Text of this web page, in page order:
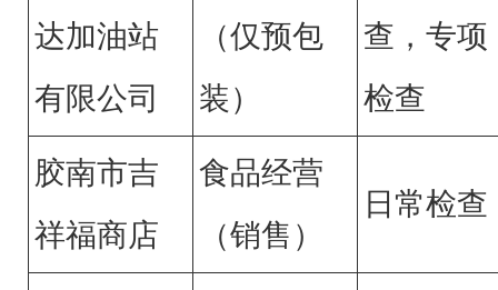
达加油站
有限公司
（仅预包
装）
查，专项
检查
胶南市吉
祥福商店
食品经营
（销售）
日常检查